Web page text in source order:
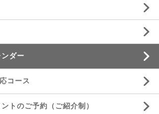
ダー
コース
トのご予約（ご紹介制）